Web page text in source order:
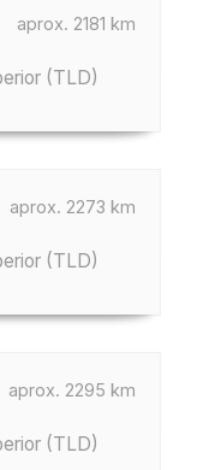
aprox. 2181 km
(TLD)
aprox. 2273 km
(TLD)
aprox. 2295 km
(TLD)